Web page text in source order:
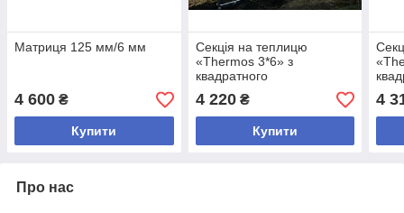
Матриця 125 мм/6 мм
4 600 ₴
Купити
Секція на теплицю
«Thermos 3*6» з
квадратного
профілю,полікарбонат
6мм
4 220₴
Купити
4мм
4
Про нас